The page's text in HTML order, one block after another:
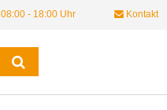
- 18:00 Uhr Kontakt